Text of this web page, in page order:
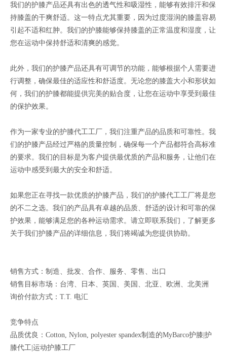
我们的护膝产品还具有出色的透气性和吸湿性，能够有效排汗和保
持膝盖的干爽舒适。这一特点尤其重要，因为过度湿润的膝盖容易
引起不适和红肿。我们的护膝能够保持膝盖的正常温度和湿度，让
您在运动中保持舒适和清爽的感觉。
此外，我们的护膝产品还具有可调节的功能，能够根据个人需要进
行调整，确保最佳的适应性和舒适度。无论您的膝盖大小和形状如
何，我们的护膝都能提供完美的贴合度，让您在运动中享受到最佳
的保护效果。
作为一家专业的护膝代工工厂，我们注重产品的品质和可靠性。我
们的护膝产品经过严格的质量控制，确保每一个产品都符合高标准
的要求。我们的目标是为客户提供最优质的产品和服务，让他们在
运动中感受到最大的安全和舒适。
如果您正在寻找一款优质的护膝产品，我们的护膝代工工厂将是您
的不二之选。我们的产品具有卓越的品质、舒适的设计和可靠的保
护效果，能够满足您的各种运动需求。请立即联系我们，了解更多
关于我们护膝产品的详细信息，我们将竭诚为您提供协助。
销售方式：制造、批发、合作、服务、零售、出口
销售目标市场：台湾、日本、英国、美国、北亚、欧洲、北美洲
询价付款方式：T.T. 电汇
竞争特点
品质优良：Cotton, Nylon, polyester spandex制造的MyBarco护膝|护
膝代工|运动护膝工厂